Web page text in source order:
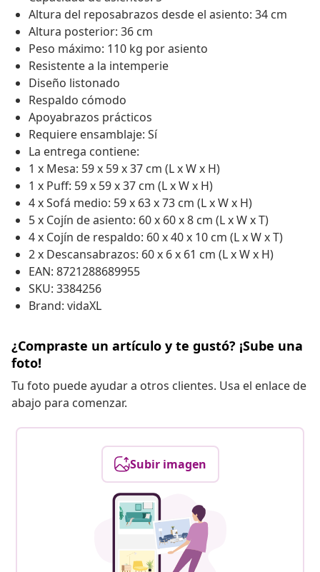
Altura del reposabrazos desde el asiento: 34 cm
Altura posterior: 36 cm
Peso máximo: 110 kg por asiento
Resistente a la intemperie
Diseño listonado
Respaldo cómodo
Apoyabrazos prácticos
Requiere ensamblaje: Sí
La entrega contiene:
1 x Mesa: 59 x 59 x 37 cm (L x W x H)
1 x Puff: 59 x 59 x 37 cm (L x W x H)
4 x Sofá medio: 59 x 63 x 73 cm (L x W x H)
5 x Cojín de asiento: 60 x 60 x 8 cm (L x W x T)
4 x Cojín de respaldo: 60 x 40 x 10 cm (L x W x T)
2 x Descansabrazos: 60 x 6 x 61 cm (L x W x H)
EAN: 8721288689955
SKU: 3384256
Brand: vidaXL
¿Compraste un artículo y te gustó? ¡Sube una
foto!
Tu foto puede ayudar a otros clientes. Usa el enlace de
abajo para comenzar.
Subir imagen